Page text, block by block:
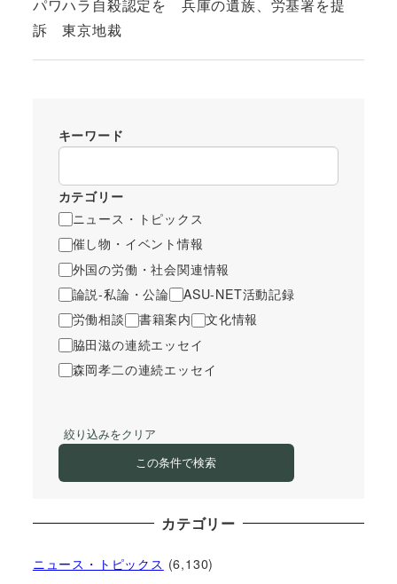
パワハラ自殺認定を 兵庫の遺族、労基署を提
訴 東京地裁
キーワード
カテゴリー
ニュース・トピックス
催し物・イベント情報
外国の労働・社会関連情報
論説-私論・公論
ASU-NET活動記録
労働相談
書籍案内
文化情報
脇田滋の連続エッセイ
森岡孝二の連続エッセイ
絞り込みをクリア
この条件で検索
カテゴリー
ニュース・トピックス (6,130)